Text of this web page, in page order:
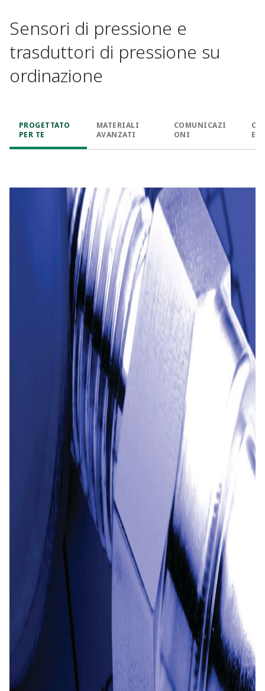
Sensori di pressione e
trasduttori di pressione su
ordinazione​
PROGETTATO
PER TE​
MATERIALI
AVANZATI​
COMUNICAZI
ONI​
E